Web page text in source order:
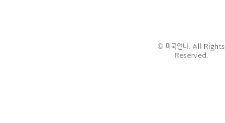
© 미국언니. All Rights
Reserved.